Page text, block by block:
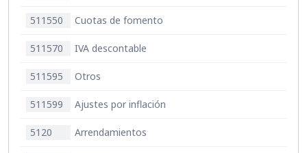
511550 Cuotas de fomento
511570 IVA descontable
511595 Otros
511599 Ajustes por inflación
5120 Arrendamientos